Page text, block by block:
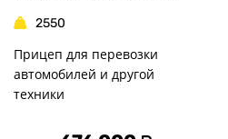
2550
Прицеп для перевозки
автомобилей и другой
техники